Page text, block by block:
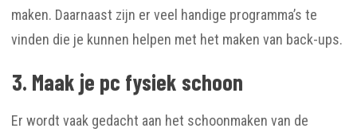
maken. Daarnaast zijn er veel handige programma’s te
vinden die je kunnen helpen met het maken van back-ups.
3. Maak je pc fysiek schoon
Er wordt vaak gedacht aan het schoonmaken van de